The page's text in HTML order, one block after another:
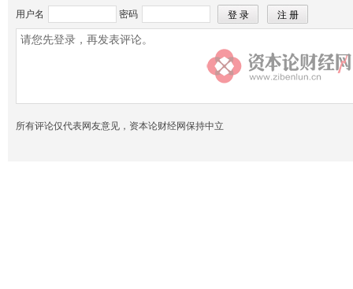
用户名 密码
所有评论仅代表网友意见，资本论财经网保持中立